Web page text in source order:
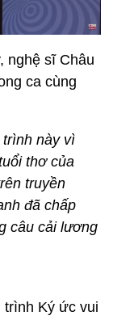
nghệ sĩ Châu
ca cùng
này vì
thơ của
truyền
đã chấp
câu cải lương
Ký ức vui